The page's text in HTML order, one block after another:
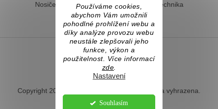
Používáme cookies,
abychom Vám umožnili
pohodlné prohlížení webu a
díky analýze provozu webu
neustále zlepšovali jeho
funkce, výkon a
použitelnost. Více informací
zde.
Nastavení
Souhlasím
Nosiče kol na tažné
Hevery a dílenská technika
Fotovoltaický ohřev vody
Vytvořil Shoptet
Copyright 2026 . Všechna práva vyhrazena.